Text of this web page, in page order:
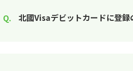
北國Visaデビットカードに登